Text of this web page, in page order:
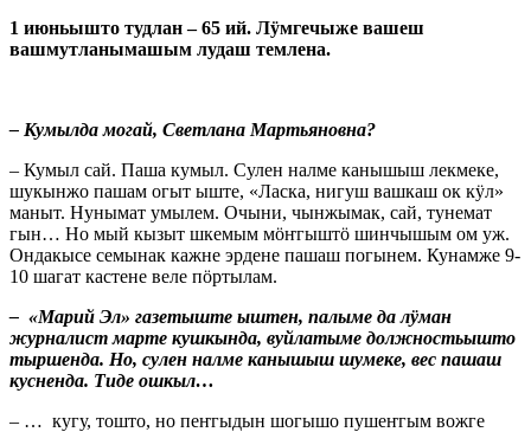
1 июньышто тудлан – 65 ий. Лӱмгечыже вашеш
вашмутланымашым лудаш темлена.
– Кумылда могай, Светлана Мартьяновна?
– Кумыл сай. Паша кумыл. Сулен налме канышыш лекмеке,
шукынжо пашам огыт ыште, «Ласка, нигуш вашкаш ок кӱл»
маныт. Нунымат умылем. Очыни, чынжымак, сай, тунемат
гын… Но мый кызыт шкемым мӧҥгыштӧ шинчышым ом уж.
Ондакысе семынак кажне эрдене пашаш погынем. Кунамже 9-
10 шагат кастене веле пӧртылам.
– «Марий Эл» газетыште ыштен, палыме да лӱман
журналист марте кушкында, вуйлатыме должностьышто
тыршенда. Но, сулен налме канышыш шумеке, вес пашаш
кусненда. Тиде ошкыл…
– … кугу, тошто, но пеҥгыдын шогышо пушеҥгым вожге